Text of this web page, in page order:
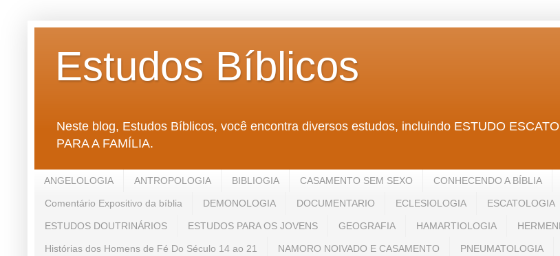
Estudos Bíblicos
Neste blog, Estudos Bíblicos, você encontra diversos estudos, incluindo ESTUDO
PARA A FAMÍLIA.
ANGELOLOGIA ANTROPOLOGIA BIBLIOGIA CASAMENTO SEM SEXO CONHECENDO A BÍBLIA
Comentário Expositivo da bíblia DEMONOLOGIA DOCUMENTARIO ECLESIOLOGIA ESCATOLOGIA
ESTUDOS DOUTRINÁRIOS ESTUDOS PARA OS JOVENS GEOGRAFIA HAMARTIOLOGIA
Histórias dos Homens de Fé Do Século 14 ao 21 NAMORO NOIVADO E CASAMENTO PNEUMATOLOGIA